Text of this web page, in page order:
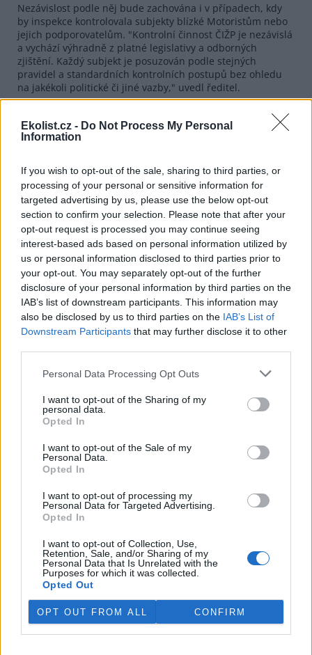
Ekolist.cz - Do Not Process My Personal
Information
If you wish to opt-out of the sale, sharing to third parties, or
processing of your personal or sensitive information for
targeted advertising by us, please use the below opt-out
section to confirm your selection. Please note that after your
opt-out request is processed you may continue seeing
interest-based ads based on personal information utilized by
us or personal information disclosed to third parties prior to
your opt-out. You may separately opt-out of the further
disclosure of your personal information by third parties on the
IAB’s list of downstream participants. This information may
also be disclosed by us to third parties on the IAB’s List of
Downstream Participants that may further disclose it to other
Personal Data Processing Opt Outs
I want to opt-out of the Sharing of my
personal data.
Opted In
I want to opt-out of the Sale of my
Personal Data.
Opted In
I want to opt-out of processing my
Personal Data for Targeted Advertising.
Opted In
I want to opt-out of Collection, Use,
Retention, Sale, and/or Sharing of my
Personal Data that Is Unrelated with the
Purposes for which it was collected.
Opted Out
OPT OUT FROM ALL CONFIRM
Nezávislost podle něj bude zachována i v případech, kdy
by inspekce kontrolovala subjekty blízké Motoristům nebo
jejich podporovatelům. "Kontrolní činnost ČIŽP je nezávislá
a vychází výhradně z platné legislativy a odborných
zjištění. Každý subjekt je posuzován podle stejných
pravidel a standardních kontrolních postupů bez ohledu
na jakékoli politické či jiné vazby," uvedl ředitel.
reklama
Kromě odpadové problematiky považuje Straka za klíčové
součinnost ČIŽP s hasiči, vodoprávními úřady a povodími.
Podle něj to potvrzuje i aktuální letní období, kdy se
inspekce opakovaně zabývá případy úhynů ryb, u nichž je
koordinace všech zapojených institucí důležitá.
V nejbližších měsících se chce nový ředitel zaměřit
především na provozní fungování úřadu a vytváření
podmínek pro práci inspektorů. Zda se změní přístup k
inspekcím u firem, zatím neupřesnil. "V této fázi probíhá
analýza současného fungování inspekční činnosti.
Případné úpravy procesů budou vycházet z odborného
vyhodnocení a budou směřovat k tomu, aby byla kontrolní
činnost efektivní a v souladu s platnou legislativou," uvedl
Straka.
uchazeče z celkových šesti kandidátů čtyřčlenná výběrová
ministerstvo vyhlásilo v polovině února, nebyl vybrán
žádný kandidát. Do jmenování nového ředitele vedl úřad
ředitel odboru technické ochrany životního prostředí a
inspekce Petr Bejček odstoupil z funkce na konci ledna
kvůli přestupu na ministerstvo financí.
ČIŽP je úřad podřízený ministerstvu životního prostředí.
Dohlíží na dodržování právních předpisů k ochraně
životního prostředí v České republice. Kontroluje například
nakládání s odpady a má pravomoc dělat kontroly u firem i
jednotlivců a za porušení zákonů ukládat pokuty či
nápravná opatření.
reklama